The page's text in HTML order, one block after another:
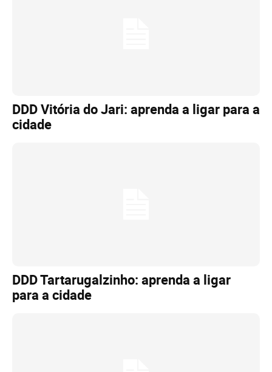
DDD Vitória do Jari: aprenda a ligar para a
cidade
DDD Tartarugalzinho: aprenda a ligar
para a cidade